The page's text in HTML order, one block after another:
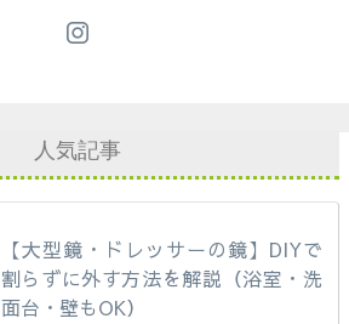
人気記事
【大型鏡・ドレッサーの鏡】DIYで
割らずに外す方法を解説（浴室・洗
面台・壁もOK）